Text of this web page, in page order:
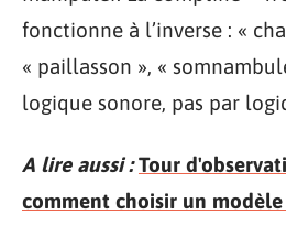
fonctionne à l’inverse : «
« paillasson », «
logique sonore, pas par
A lire aussi : Tour
comment choisir un